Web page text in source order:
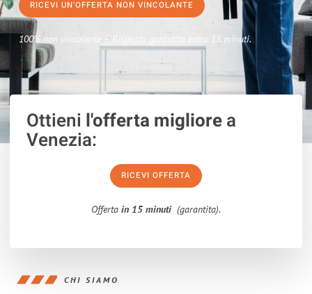
RICEVI UN'OFFERTA NON VINCOLANTE
100% non vincolante – Risposta garantita entro 15 minuti.
Ottieni l'offerta migliorea
Venezia:
RICEVI OFFERTA
Offerta in 15 minuti (garantita).
CHI SIAMO